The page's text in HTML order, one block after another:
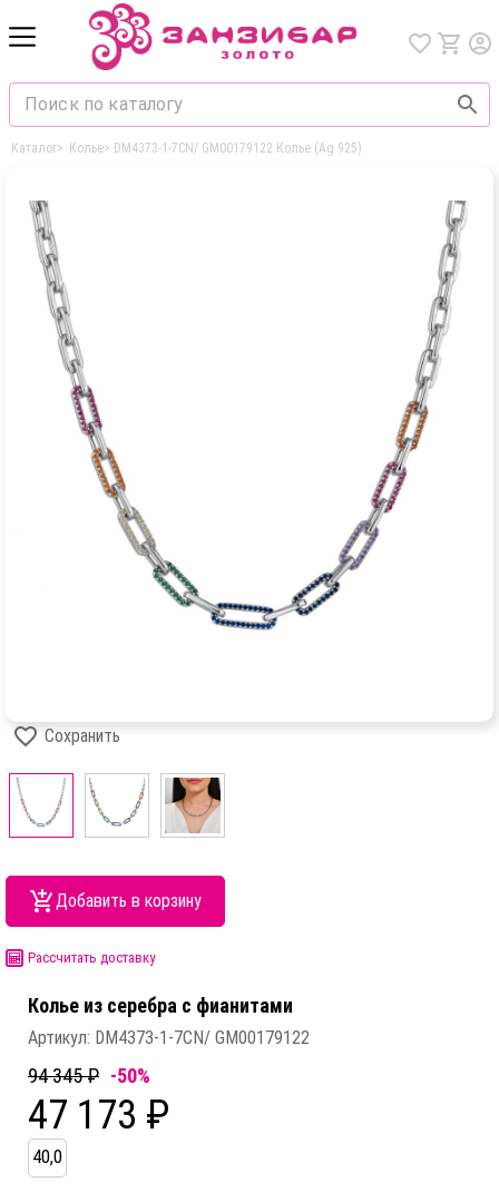
Каталог> Колье> DM4373-1-7CN/ GM00179122 Колье (Ag 925)
Сохранить
Добавить в корзину
Рассчитать доставку
Колье из серебра c фианитами
Артикул: DM4373-1-7CN/ GM00179122
94 345 ₽ -50%
47 173 ₽
40,0